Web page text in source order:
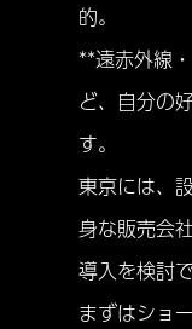
的。
**遠赤外線
ど、自分の
す。
東京には、
身な販売会
導入を検討
まずはショ